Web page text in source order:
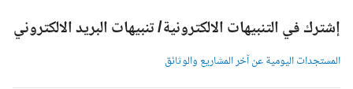
إشترك في التنبيهات الالكترونية/ تنبيهات البريد الالكتروني
المستجدات اليومية عن آخر المشاريع والوثائق